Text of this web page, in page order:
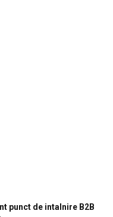
punct de intalnire B2B